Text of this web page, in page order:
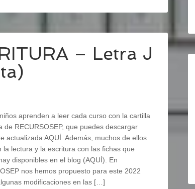
– Letra J
aprenden a leer cada curso con la cartilla
de RECURSOSEP, que puedes descargar
actualizada AQUÍ. Además, muchos de ellos
la lectura y la escritura con las fichas que
disponibles en el blog (AQUÍ). En
nos hemos propuesto para este 2022
modificaciones en las […]